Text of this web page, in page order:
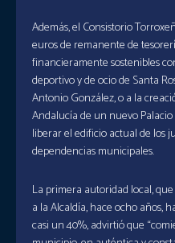
Además, el Consistorio
euros de remanente de
financieramente sostenibles
deportivo y de ocio de Santa
Antonio González, o a la
Andalucía de un nuevo
liberar el edificio actual de los
dependencias municipales.
La primera autoridad local,
a la Alcaldía, hace ocho años,
casi un 40%, advirtió que